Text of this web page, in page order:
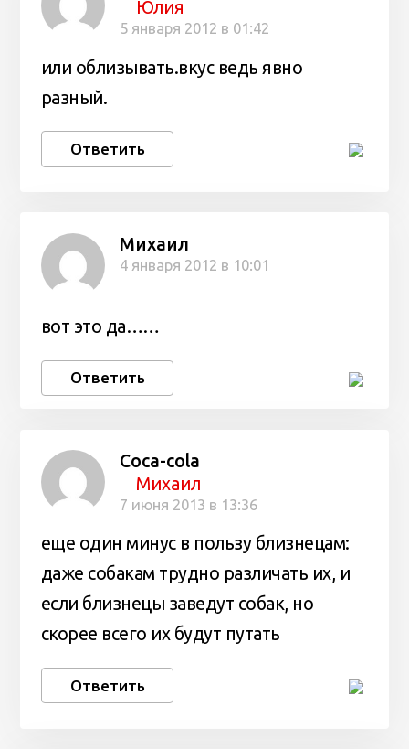
Юлия
5 января 2012 в 01:42
или облизывать.вкус ведь явно
разный.
Ответить
Михаил
4 января 2012 в 10:01
вот это да……
Ответить
Coca-cola
Михаил
7 июня 2013 в 13:36
еще один минус в пользу близнецам:
даже собакам трудно различать их, и
если близнецы заведут собак, но
скорее всего их будут путать
Ответить